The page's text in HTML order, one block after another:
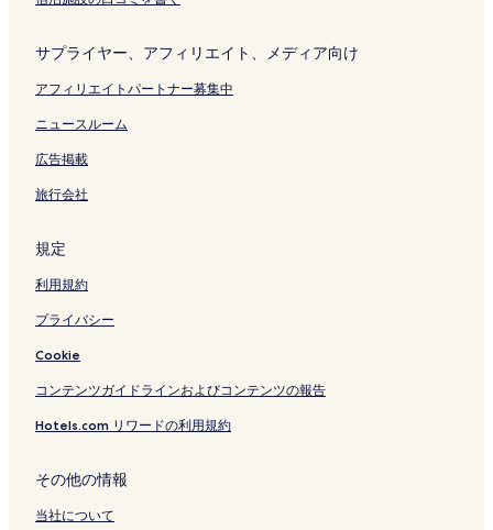
サプライヤー、アフィリエイト、メディア向け
アフィリエイトパートナー募集中
ニュースルーム
広告掲載
旅行会社
規定
利用規約
プライバシー
Cookie
コンテンツガイドラインおよびコンテンツの報告
Hotels.com リワードの利用規約
その他の情報
当社について